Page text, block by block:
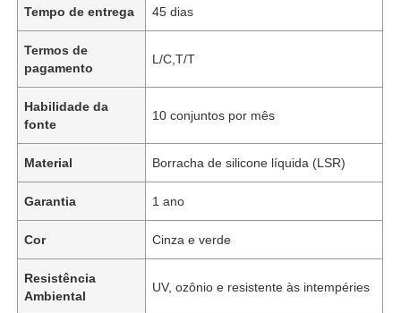
Tempo de entrega 45 dias
Termos de
pagamento
L/C,T/T
Habilidade da
fonte
10 conjuntos por mês
Material Borracha de silicone líquida (LSR)
Garantia 1 ano
Cor Cinza e verde
Resistência
Ambiental
UV, ozônio e resistente às intempéries